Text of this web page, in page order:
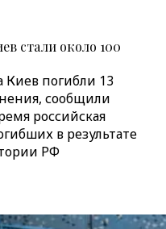
стали около 100
Киев погибли 13
сообщили
российская
в результате
РФ